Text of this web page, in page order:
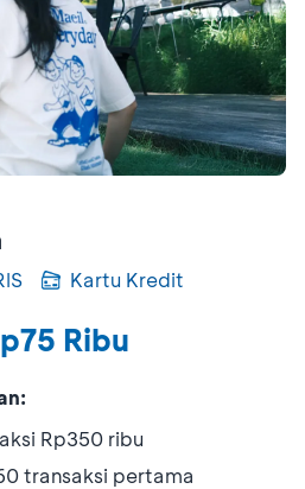
Kartu Kredit
Ribu
Rp350 ribu
transaksi pertama